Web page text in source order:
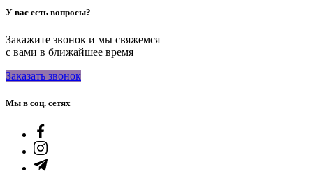
У вас есть вопросы?
Закажите звонок и мы свяжемся
с вами в ближайшее время
Заказать звонок
Мы в соц. сетях